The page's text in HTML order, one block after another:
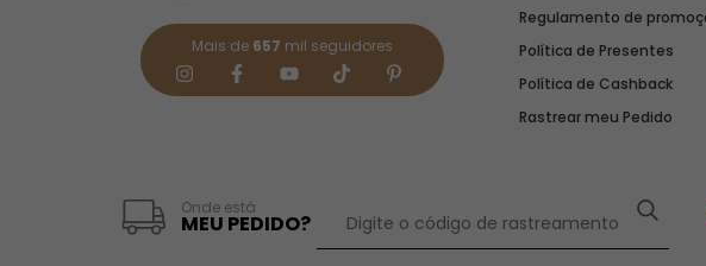
Mais de 657 mil seguidores
Regulamento de
Política de Presentes
Política de Cashback
Rastrear meu Pedido
Onde está
MEU PEDIDO?